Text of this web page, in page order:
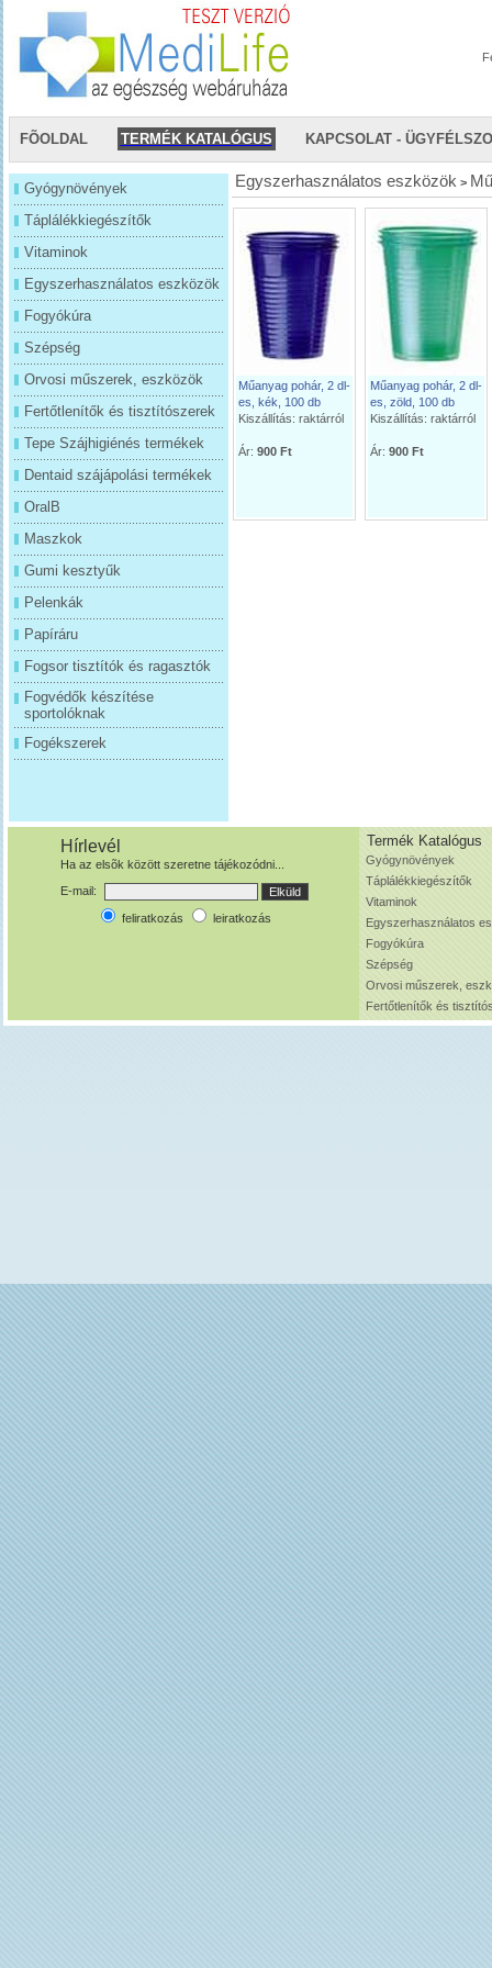
FÕOLDAL TERMÉK KATALÓGUS KAPCSOLAT -
Gyógynövények
Táplálékkiegészítők
Vitaminok
Egyszerhasználatos eszközök
Fogyókúra
Szépség
Orvosi műszerek, eszközök
Fertőtlenítők és tisztítószerek
Tepe Szájhigiénés termékek
Dentaid szájápolási termékek
OralB
Maszkok
Gumi kesztyűk
Pelenkák
Papíráru
Fogsor tisztítók és ragasztók
Fogvédők készítése
sportolóknak
Fogékszerek
Egyszerhasználatos eszközök >
Műanyag pohár, 2 dl-
es, kék, 100 db
Kiszállítás: raktárról
Ár: 900 Ft
Műanyag pohár, 2 dl-
es, zöld, 100 db
Kiszállítás: raktárról
Ár: 900 Ft
Hírlevél
Ha az elsõk között szeretne tájékozódni...
E-mail:
feliratkozás leiratkozás
Termék Katalógus
Gyógynövények
Táplálékkiegészítők
Vitaminok
Egyszerhasználatos
Fogyókúra
Szépség
Orvosi műszerek,
Fertőtlenítők és